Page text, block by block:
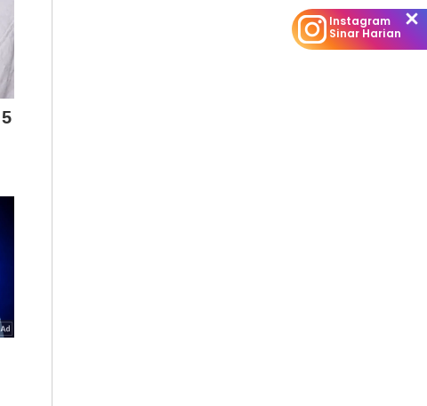
Instagram
Sinar Harian